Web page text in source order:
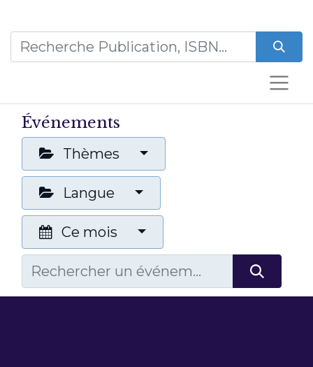
Événements
Thèmes
Langue
Ce mois